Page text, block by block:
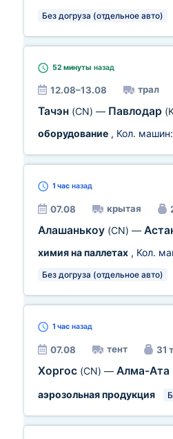
Без догруза (отдельное авто)
52 минуты назад
12.08–13.08 трал
Тачэн (CN) — Павлодар
оборудование , Кол. машин:
1 час назад
07.08 крытая
Алашанькоу (CN) —
химия на паллетах , Кол.
Без догруза (отдельное авто)
1 час назад
07.08 тент 31 т
Хоргос (CN) — Алма-Ата
аэрозольная продукция